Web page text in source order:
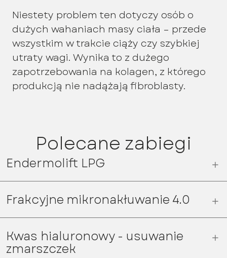
Niestety problem ten dotyczy osób o
dużych wahaniach masy ciała – przede
wszystkim w trakcie ciąży czy szybkiej
utraty wagi. Wynika to z dużego
zapotrzebowania na kolagen, z którego
produkcją nie nadążają fibroblasty.
Polecane zabiegi
Endermolift LPG
Frakcyjne mikronakłuwanie 4.0
Kwas hialuronowy - usuwanie
zmarszczek